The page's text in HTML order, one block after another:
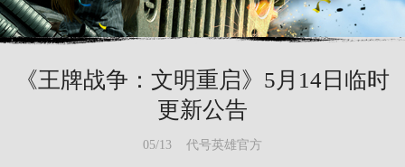
《王牌战争：文明重启》5月14日临时
更新公告
05/13 代号英雄官方